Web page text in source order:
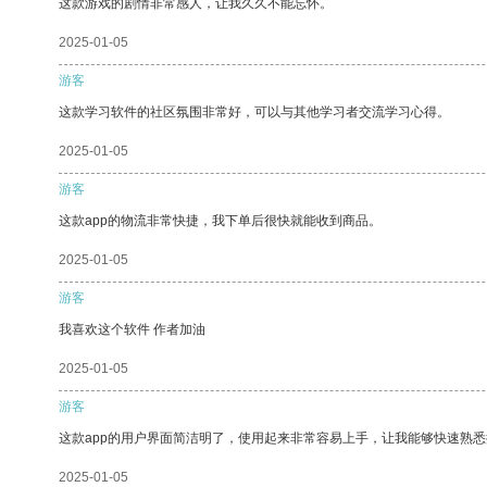
这款游戏的剧情非常感人，让我久久不能忘怀。
2025-01-05
游客
这款学习软件的社区氛围非常好，可以与其他学习者交流学习心得。
2025-01-05
游客
这款app的物流非常快捷，我下单后很快就能收到商品。
2025-01-05
游客
我喜欢这个软件 作者加油
2025-01-05
游客
这款app的用户界面简洁明了，使用起来非常容易上手，让我能够快速熟
2025-01-05